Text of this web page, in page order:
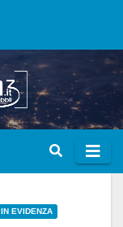
IN EVIDENZA